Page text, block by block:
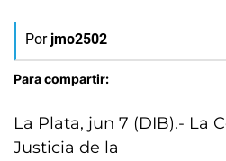
Por jmo2502
Para compartir:
La Plata, jun 7 (DIB).- La
Justicia de la